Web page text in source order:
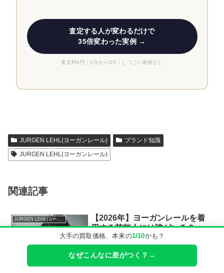
大手の買取価格、本来の1/10かも？
なぜこんなに差がつく？→
査定する人が変わるだけで
35倍変わった実例 →
査定料0円｜1点からOK｜しつこい連絡なし
JURGEN LEHL(ヨーガンレール)
ブランド知識
JURGEN LEHL(ヨーガンレール)
関連記事
JURGEN LEHL(ヨーガンレール)
【2026年】ヨーガンレールを着
用する芸能人には誰がいる？
ヨーガンレール(JURGEN LEHL)のブラン
ドを愛用する芸能人たちを一挙ご紹介！
どんな人達が着用されているのか、ブラ
ンドの魅力やエピソードを徹底解説しま